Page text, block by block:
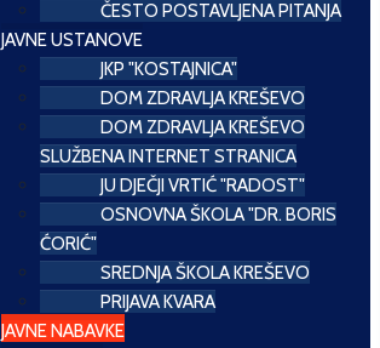
ČESTO POSTAVLJENA PITANJA
JAVNE USTANOVE
JKP "KOSTAJNICA"
DOM ZDRAVLJA KREŠEVO
DOM ZDRAVLJA KREŠEVO
SLUŽBENA INTERNET STRANICA
JU DJEČJI VRTIĆ "RADOST"
OSNOVNA ŠKOLA "DR. BORIS
ĆORIĆ"
SREDNJA ŠKOLA KREŠEVO
PRIJAVA KVARA
JAVNE NABAVKE